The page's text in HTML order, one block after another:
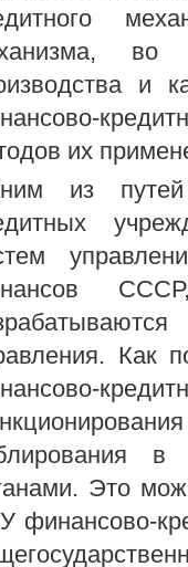
во
и
их
из путей
Как
в
Это
финансово-